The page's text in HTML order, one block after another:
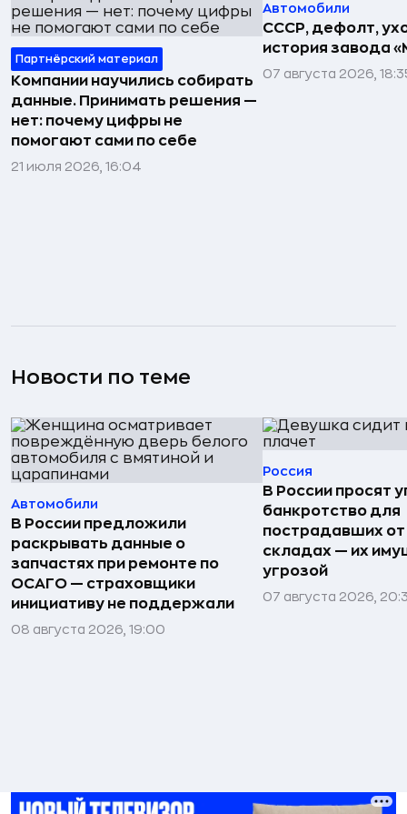
Партнёрский материал
Компании научились собирать
данные. Принимать решения —
нет: почему цифры не
помогают сами по себе
21 июля 2026, 16:04
Автомобили
СССР, дефолт,
история завода
07 августа 2026,
Новости по теме
Автомобили
В России предложили
раскрывать данные о
запчастях при ремонте по
ОСАГО — страховщики
инициативу не поддержали
08 августа 2026, 19:00
Россия
В России просят
банкротство для
пострадавших
складах — их
угрозой
07 августа 2026,